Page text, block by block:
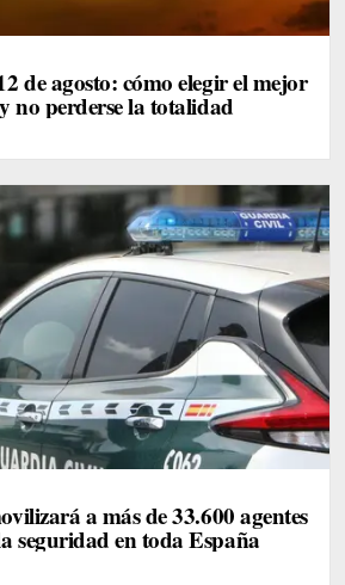
de agosto: cómo elegir el mejor
no perderse la totalidad
a más de 33.600 agentes
seguridad en toda España